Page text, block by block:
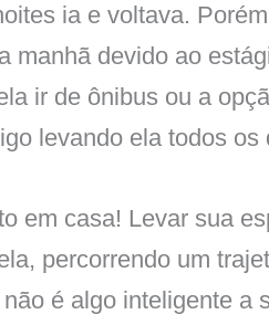
ia e voltava.
manhã devido ao
ir de ônibus ou a
levando ela todos os
em casa! Levar sua
percorrendo um
é algo inteligente a